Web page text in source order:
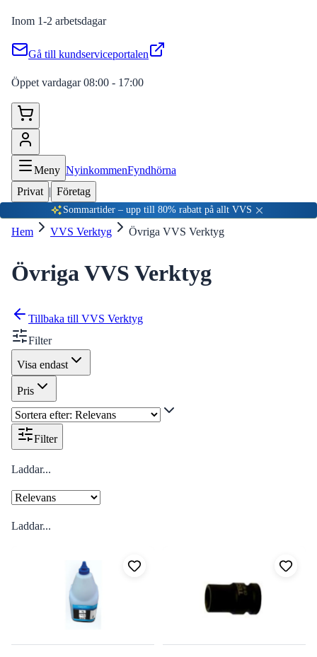
Inom 1-2 arbetsdagar
Gå till kundserviceportalen
Öppet vardagar 08:00 - 17:00
Meny NyinkommenFyndhörna
Privat | Företag
Sommartider – upp till 80% rabatt på allt VVS
Hem VVS Verktyg Övriga VVS Verktyg
Övriga VVS Verktyg
Tillbaka till VVS Verktyg
Filter
Visa endast
Pris
Filter
Laddar...
Laddar...